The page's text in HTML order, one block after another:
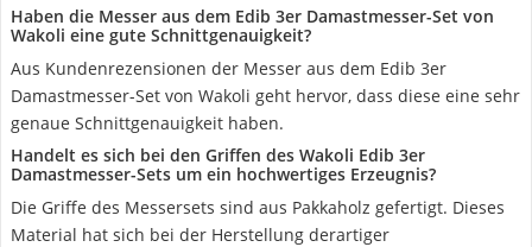
Haben die Messer aus dem Edib 3er Damastmesser-Set von
Wakoli eine gute Schnittgenauigkeit?
Aus Kundenrezensionen der Messer aus dem Edib 3er
Damastmesser-Set von Wakoli geht hervor, dass diese eine sehr
genaue Schnittgenauigkeit haben.
Handelt es sich bei den Griffen des Wakoli Edib 3er
Damastmesser-Sets um ein hochwertiges Erzeugnis?
Die Griffe des Messersets sind aus Pakkaholz gefertigt. Dieses
Material hat sich bei der Herstellung derartiger